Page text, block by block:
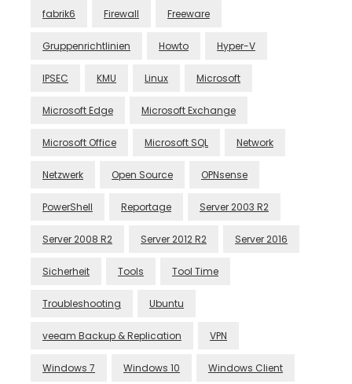
fabrik6 Firewall Freeware
Gruppenrichtlinien Howto Hyper-V
IPSEC KMU Linux Microsoft
Microsoft Edge Microsoft Exchange
Microsoft Office Microsoft SQL Network
Netzwerk Open Source OPNsense
PowerShell Reportage Server 2003 R2
Server 2008 R2 Server 2012 R2 Server 2016
Sicherheit Tools Tool Time
Troubleshooting Ubuntu
veeam Backup & Replication VPN
Windows 7 Windows 10 Windows Client